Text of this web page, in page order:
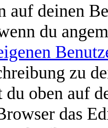
auf deinen
du
zu
du oben auf
das